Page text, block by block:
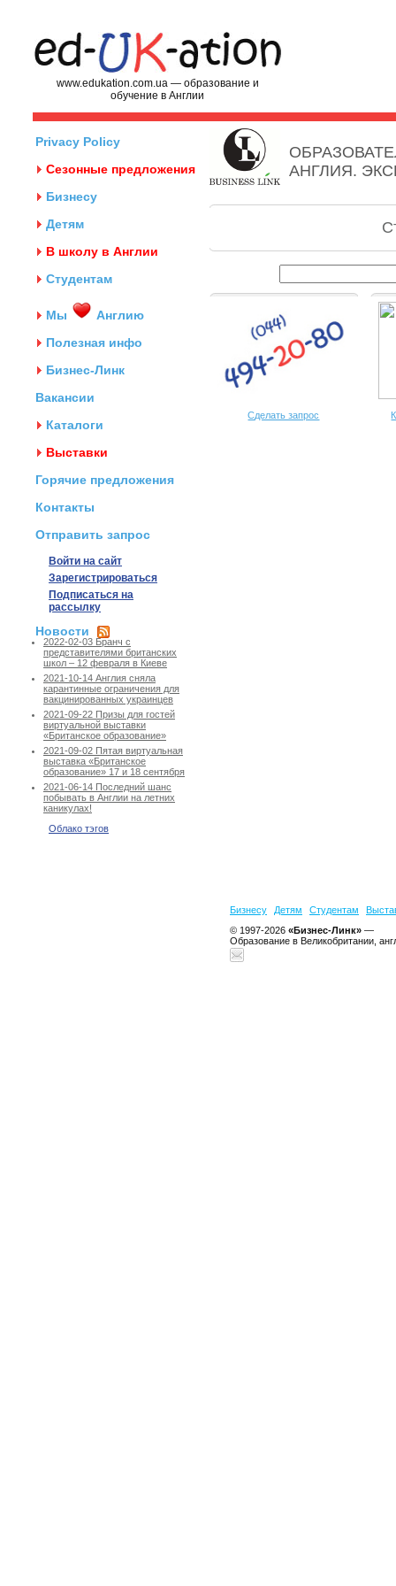
www.edukation.com.ua — образование и
обучение в Англии
Privacy Policy
Сезонные предложения
Бизнесу
Детям
В школу в Англии
Студентам
Мы
Англию
Полезная инфо
Бизнес-Линк
Вакансии
Каталоги
Выставки
Горячие предложения
Контакты
Отправить запрос
Войти на сайт
Зарегистрироваться
Подписаться на
рассылку
Новости
2022-02-03 Бранч с
представителями британских
школ – 12 февраля в Киеве
2021-10-14 Англия сняла
карантинные ограничения для
вакцинированных украинцев
2021-09-22 Призы для гостей
виртуальной выставки
«Британское образование»
2021-09-02 Пятая виртуальная
выставка «Британское
образование» 17 и 18 сентября
2021-06-14 Последний шанс
побывать в Англии на летних
каникулах!
Облако тэгов
АНГЛИЯ.
Сделать запрос
Бизнесу Детям Студентам
© 1997-2026 «Бизнес-Линк» —
Образование в Великобритании,